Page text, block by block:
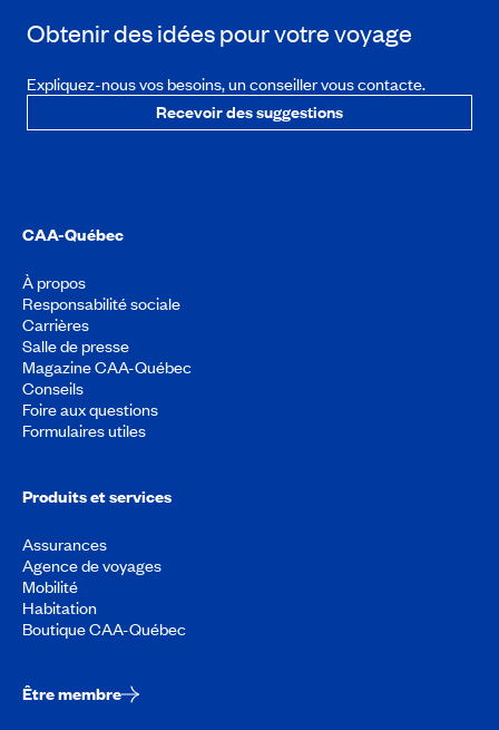
Obtenir des idées pour votre voyage
Expliquez-nous vos besoins, un conseiller vous contacte.
Recevoir des suggestions
CAA-Québec
À propos
Responsabilité sociale
Carrières
Salle de presse
Magazine CAA-Québec
Conseils
Foire aux questions
Formulaires utiles
Produits et services
Assurances
Agence de voyages
Mobilité
Habitation
Boutique CAA-Québec
Être membre